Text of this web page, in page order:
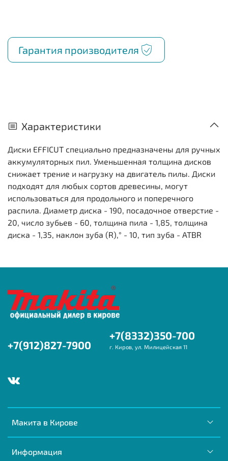
Гарантия производителя
Характеристики
Диски EFFICUT специально предназначены для ручных
аккумуляторных пил. Уменьшенная толщина дисков
снижает трение и нагрузку на двигатель пилы. Диски
подходят для любых сортов древесины, могут
использоваться для продольного и поперечного
распила. Диаметр диска - 190, посадочное отверстие -
20, число зубьев - 60, толщина пила - 1,85, толщина
диска - 1,35, наклон зуба (R),° - 10, тип зуба - ATBR
Макита в Кирове
Информация
+7(912)827-7900
+7(8332)350-700
г. Киров, ул. Милицейская 11